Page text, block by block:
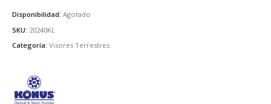
Disponibilidad: Agotado
SKU: 20240KL
Categoría: Visores Terrestres